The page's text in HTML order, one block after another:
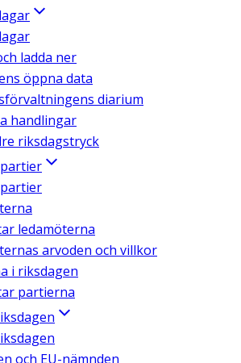
ladda ner
öppna data
diarium
handlingar
riksdagstryck
ledamöterna
arvoden och villkor
i riksdagen
partierna
och EU-nämnden